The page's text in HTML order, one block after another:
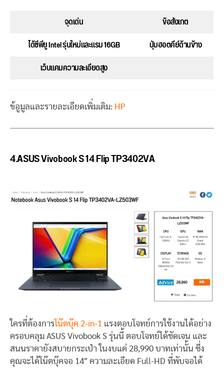
จุดเด่น
ข้อสังเกต
ได้ซีพียู Intel รุ่นใหม่และแรม 16GB
ปุ่มฮอตคีย์ด้านข้าง
เว็บแคมความละเอียดสูง
ข้อูมูลและรายละเอียดเพิ่มเติม: HP
4.ASUS Vivobook S 14 Flip TP3402VA
ใครที่ต้องการโน๊ตบุ๊ค 2-in-1 แรงตอบโจทย์การใช้งานได้อย่าง
ครอบคลุม ASUS Vivobook S รุ่นนี้ ตอบโจทย์ได้ชัดเจน และ
สนนราคายังสบายกระเป๋า ในงบแค่ 28,990 บาทเท่านั้น ซึ่ง
คุณจะได้โน๊ตบุ๊คจอ 14″ ความละเอียด Full-HD ที่พับจอได้